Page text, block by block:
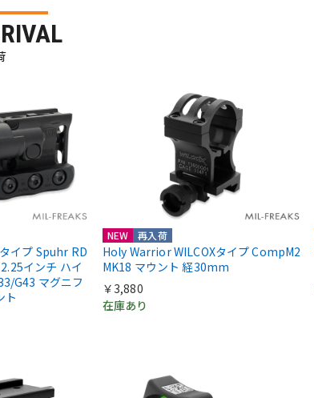
イプ Spuhr RD
インチ ハイ
G43 マグニフ
ト
NEW 再入荷
Holy Warrior WILCOXタイプ CompM2
MK18 マウント 経30mm
￥3,880
在庫あり